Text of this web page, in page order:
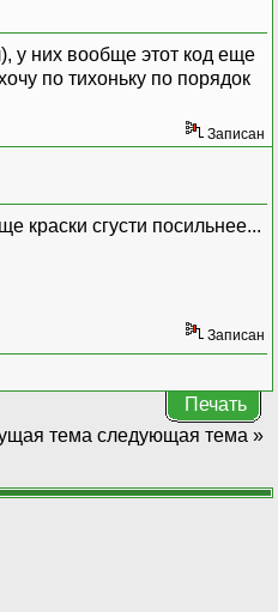
у них вообще этот код еще
по тихоньку по порядок
Записан
краски сгусти посильнее...
Записан
Печать
тема следующая тема »